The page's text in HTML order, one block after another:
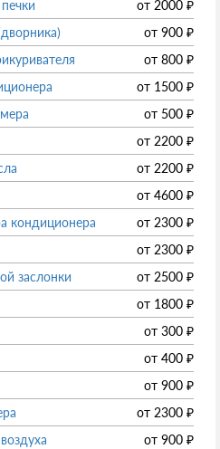
от 2000 ₽
от 900 ₽
от 800 ₽
от 1500 ₽
от 500 ₽
от 2200 ₽
от 2200 ₽
от 4600 ₽
кондиционера
от 2300 ₽
от 2300 ₽
заслонки
от 2500 ₽
от 1800 ₽
от 300 ₽
от 400 ₽
от 900 ₽
от 2300 ₽
от 900 ₽